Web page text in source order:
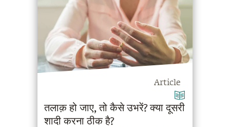
Article
तलाक़ हो जाए, तो कैसे उभरें? क्या दूसरी
शादी करना ठीक है?